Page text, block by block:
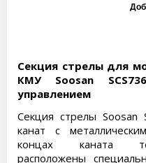
Секция стрелы для
КМУ Soosan
управлением
Секция стрелы Soosan
канат с
концах каната
расположены